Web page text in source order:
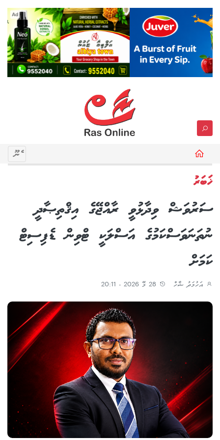
Ad
މެނޫ
ޚަބަރު
ސަރުވަޝް ވިދާޅުވީ ރާއްޖޭގެ އިޤްތިޞާދީ
ނުތަނަވަސްކަމުގެ އަސްލަކީ ޓްވިން ޑެފިސިޓް
ކަމަށް
އަހުމަދު ޝާހް